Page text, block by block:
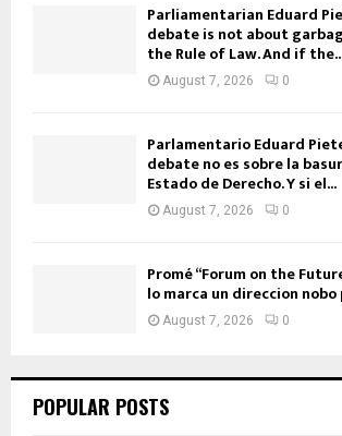
Parliamentarian Eduard
debate is not about
the Rule of Law. And if
August 7, 2026 0
Parlamentario Eduard
debate no es sobre la
Estado de Derecho. Y si el...
August 7, 2026 0
Promé “Forum on the
lo marca un direccion nobo
August 7, 2026 0
POPULAR POSTS